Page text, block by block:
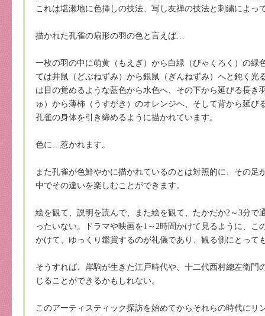
これは塩瀬地に色挿しの技法、写し友禅の技法と刺繍によっ
描かれた孔雀の扇形の羽の色と言えば…
一枚の羽の中に萌黄（もえぎ）から白緑（びゃくろく）の緑
ては井鼠（どぶねずみ）から銀鼠（ぎんねずみ）へと鈍く光
は目の覚めるような藍色から水色へ、その下から延びる長き
ゅ）から薄柿（うすがき）のオレンジへ、そして背から延び
孔雀の身体を引き締めるように描かれています。
色に…惹かれます。
また孔雀が色鮮やかに描かれているのとは対照的に、その足
中でその違いを楽しむことができます。
絵を観て、説明を読んで、また絵を観て、たかだか2～3分で
ったいない。ドラマや映画を1～2時間かけて見るように、こ
かけて、ゆっくり鑑賞するのが礼儀であり、観る側にとって
そうすれば、岸駒が生きた江戸時代や、十二代西村總左衛門
じることができるかもしれない。
このアーティスティック探訪を始めてからそれらの時代にリ